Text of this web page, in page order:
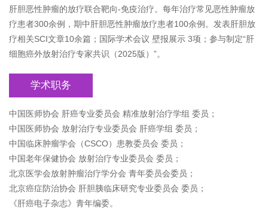
肝胆恶性肿瘤的放疗联合靶向-免疫治疗。每年治疗常见恶性肿瘤放
疗患者300余例，期中肝胆恶性肿瘤放疗患者100余例。发表肝胆放
疗相关SCI文章10余篇；国际学术会议 壁报展示 3项；参与制定“肝
细胞癌外放射治疗专家共识（2025版）”。
学术职务
中国医师协会 肝癌专业委员会 精准放射治疗学组 委员；
中国医师协会 放射治疗专业委员会 肝癌学组 委员；
中国临床肿瘤学会（CSCO）患教委员会 委员；
中国老年保健协会 放射治疗专业委员会 委员；
北京医学会放射肿瘤治疗学分会 青年委员会委员；
北京癌症防治协会 肝胆胰临床研究专业委员会 委员；
《肝癌电子杂志》青年编委。